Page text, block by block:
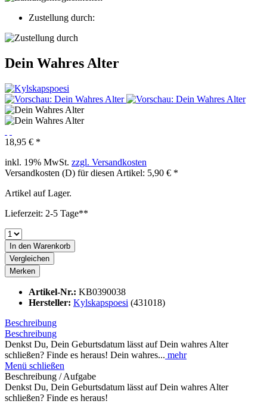
Zustellung durch:
Dein Wahres Alter
18,95 € *
inkl. 19% MwSt. zzgl. Versandkosten
Versandkosten (D) für diesen Artikel: 5,90 € *
Artikel auf Lager.
Lieferzeit: 2-5 Tage**
In den Warenkorb
Vergleichen
Merken
Artikel-Nr.: KB0390038
Hersteller: Kylskapspoesi (431018)
Beschreibung
Beschreibung
Denkst Du, Dein Geburtsdatum lässt auf Dein wahres Alter
schließen? Finde es heraus! Dein wahres... mehr
Menü schließen
Beschreibung / Aufgabe
Denkst Du, Dein Geburtsdatum lässt auf Dein wahres Alter
schließen? Finde es heraus!